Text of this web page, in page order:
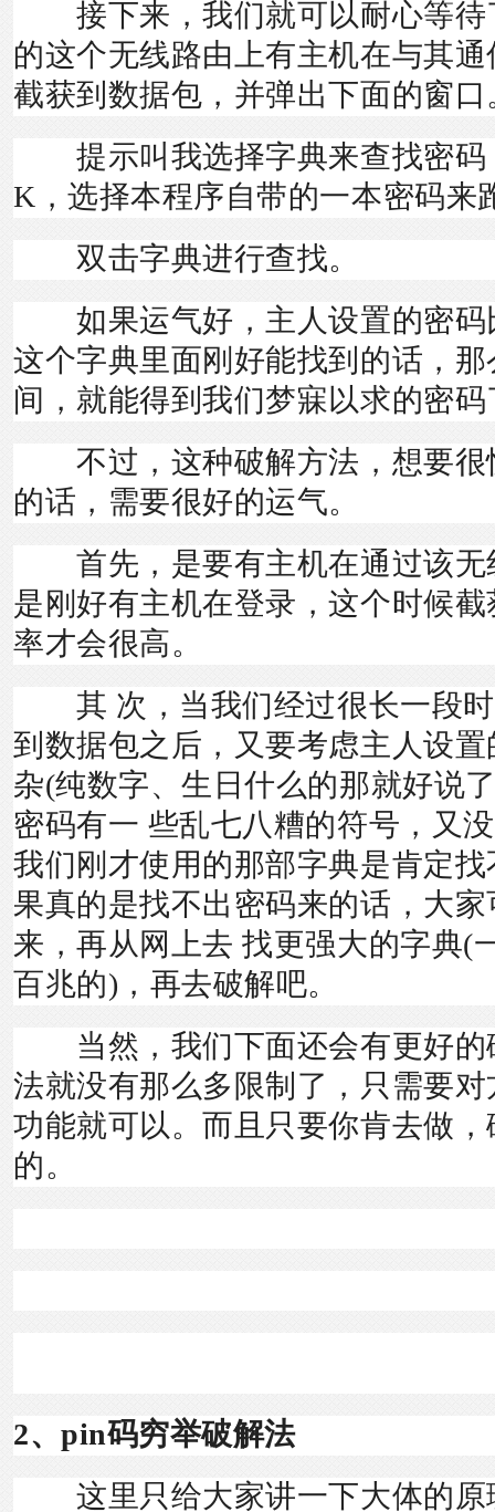
接下来，我们就可以耐心等待
的这个无线路由上有主机在与其
截获到数据包，并弹出下面的窗口
提示叫我选择字典来查找密码
K，选择本程序自带的一本密码来
双击字典进行查找。
如果运气好，主人设置的密码
这个字典里面刚好能找到的话，
间，就能得到我们梦寐以求的密码
不过，这种破解方法，想要很
的话，需要很好的运气。
首先，是要有主机在通过该无
是刚好有主机在登录，这个时候
率才会很高。
其 次，当我们经过很长一段时
到数据包之后，又要考虑主人设
杂(纯数字、生日什么的那就好说
密码有一 些乱七八糟的符号，又
我们刚才使用的那部字典是肯定
果真的是找不出密码来的话，大
来，再从网上去 找更强大的字典(
百兆的)，再去破解吧。
当然，我们下面还会有更好的
法就没有那么多限制了，只需要
功能就可以。而且只要你肯去做
的。
2、pin码穷举破解法
这里只给大家讲一下大体的原